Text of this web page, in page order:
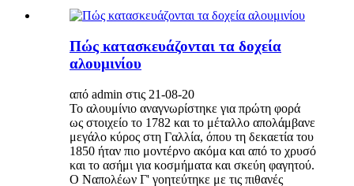
Πώς κατασκευάζονται τα δοχεία
αλουμινίου
από admin στις 21-08-20
Το αλουμίνιο αναγνωρίστηκε για πρώτη φορά
ως στοιχείο το 1782 και το μέταλλο απολάμβανε
μεγάλο κύρος στη Γαλλία, όπου τη δεκαετία του
1850 ήταν πιο μοντέρνο ακόμα και από το χρυσό
και το ασήμι για κοσμήματα και σκεύη φαγητού.
Ο Ναπολέων Γ' γοητεύτηκε με τις πιθανές